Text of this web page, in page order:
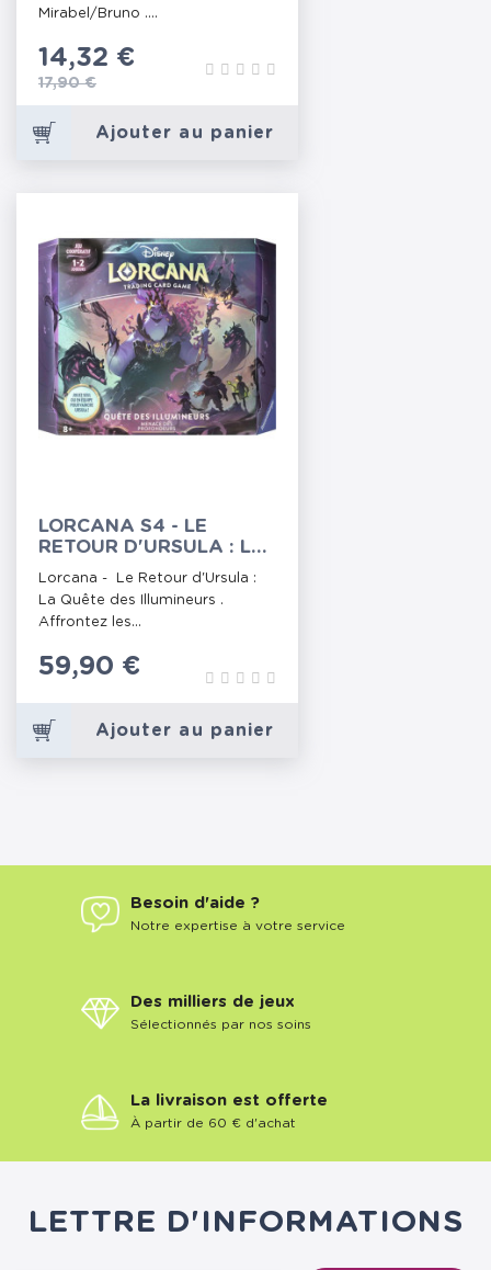
Mirabel/Bruno ....
Prix
14,32 €
Prix de base
17,90 €
Ajouter au panier
LORCANA S4 - LE
RETOUR D'URSULA : LA
ILLUMINEURS
Lorcana - Le Retour d'Ursula :
La Quête des Illumineurs .
Affrontez les...
Prix
59,90 €
Ajouter au panier
Besoin d'aide ?
Notre expertise à votre service
Des milliers de jeux
Sélectionnés par nos soins
La livraison est offerte
À partir de 60 € d'achat
LETTRE D'INFORMATIONS